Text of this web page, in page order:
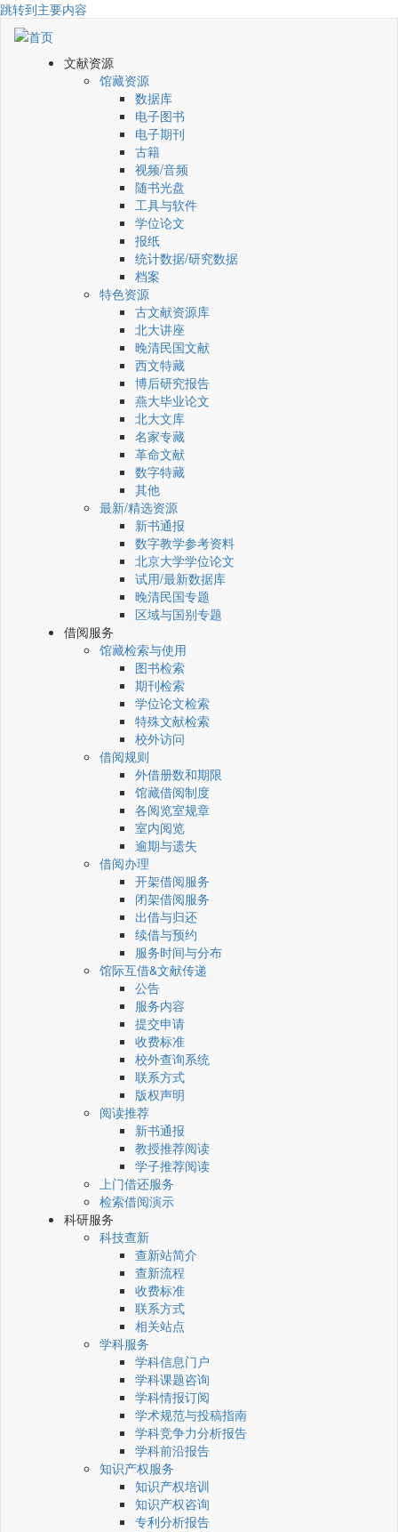
跳转到主要内容
文献资源
馆藏资源
数据库
电子图书
电子期刊
古籍
视频/音频
随书光盘
工具与软件
学位论文
报纸
统计数据/研究数据
档案
特色资源
古文献资源库
北大讲座
晚清民国文献
西文特藏
博后研究报告
燕大毕业论文
北大文库
名家专藏
革命文献
数字特藏
其他
最新/精选资源
新书通报
数字教学参考资料
北京大学学位论文
试用/最新数据库
晚清民国专题
区域与国别专题
借阅服务
馆藏检索与使用
图书检索
期刊检索
学位论文检索
特殊文献检索
校外访问
借阅规则
外借册数和期限
馆藏借阅制度
各阅览室规章
室内阅览
逾期与遗失
借阅办理
开架借阅服务
闭架借阅服务
出借与归还
续借与预约
服务时间与分布
馆际互借&文献传递
公告
服务内容
提交申请
收费标准
校外查询系统
联系方式
版权声明
阅读推荐
新书通报
教授推荐阅读
学子推荐阅读
上门借还服务
检索借阅演示
科研服务
科技查新
查新站简介
查新流程
收费标准
联系方式
相关站点
学科服务
学科信息门户
学科课题咨询
学科情报订阅
学术规范与投稿指南
学科竞争力分析报告
学科前沿报告
知识产权服务
知识产权培训
知识产权咨询
专利分析报告